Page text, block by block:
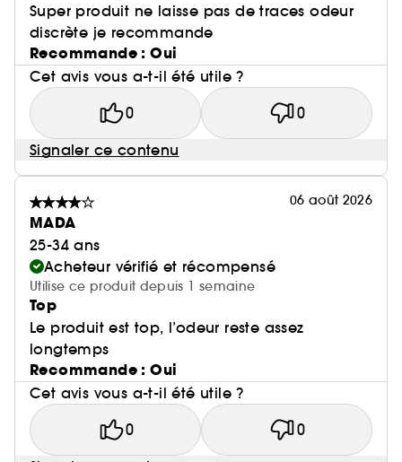
Super produit ne laisse pas de traces odeur
discrète je recommande
Recommande : Oui
Cet avis vous a-t-il été utile ?
0 0
Signaler ce contenu
06 août 2026
MADA
25-34 ans
Acheteur vérifié et récompensé
Utilise ce produit depuis 1 semaine
Top
Le produit est top, l’odeur reste assez
longtemps
Recommande : Oui
Cet avis vous a-t-il été utile ?
0 0